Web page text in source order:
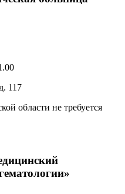
117
области не требуется